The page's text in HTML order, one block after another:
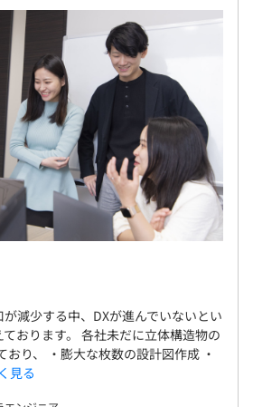
減少する中、DXが進んでいないとい
おります。 各社未だに立体構造物の
り、 ・膨大な枚数の設計図作成 ・
見る